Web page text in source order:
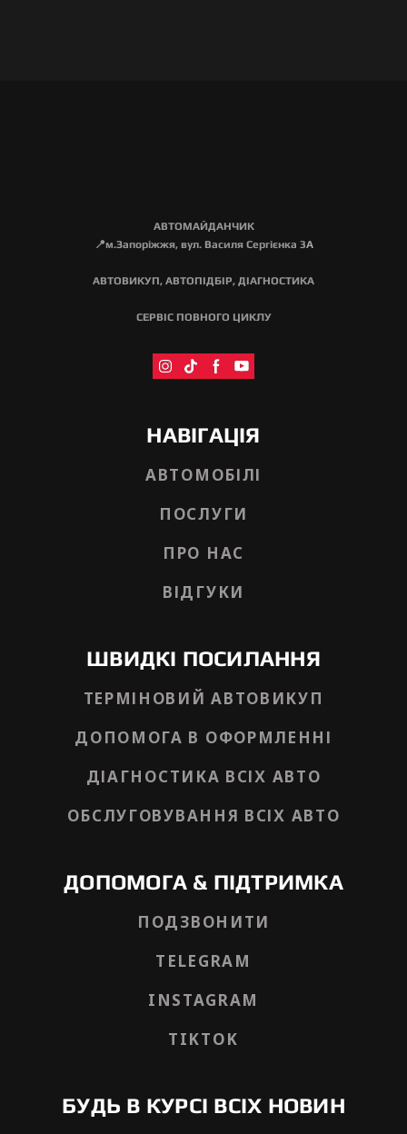
АВТОМАЙДАНЧИК
📍м.Запоріжжя, вул. Василя Сергієнка 3А
АВТОВИКУП, АВТОПІДБІР, ДІАГНОСТИКА
СЕРВІС ПОВНОГО ЦИКЛУ
НАВІГАЦІЯ
АВТОМОБІЛІ
ПОСЛУГИ
ПРО НАС
ВІДГУКИ
ШВИДКІ ПОСИЛАННЯ
ТЕРМІНОВИЙ АВТОВИКУП
ДОПОМОГА В ОФОРМЛЕННІ
ДІАГНОСТИКА ВСІХ АВТО
ОБСЛУГОВУВАННЯ ВСІХ АВТО
ДОПОМОГА & ПІДТРИМКА
ПОДЗВОНИТИ
TELEGRAM
INSTAGRAM
TIKTOK
БУДЬ В КУРСІ ВСІХ НОВИН